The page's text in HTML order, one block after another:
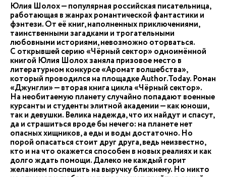
Юлия Шолох — популярная российская писательница,
работающая в жанрах романтической фантастики и
фэнтези. От её книг, наполненных приключениями,
таинственными загадками и трогательными
любовными историями, невозможно оторваться.
С открывшей серию «Чёрный сектор» одноимённой
книгой Юлия Шолох заняла призовое место в
литературном конкурсе «Аромат волшебства»,
который проводился на площадке Author.Today. Роман
«Джунгли» — вторая книга цикла «Чёрный сектор».
На необитаемую планету случайно попадают военные
курсанты и студенты элитной академии — как юноши,
так и девушки. Велика надежда, что их найдут и спасут,
да и страшиться вроде бы нечего: на планете нет
опасных хищников, а еды и воды достаточно. Но
порой опасаться стоит друг друга, ведь неизвестно,
кто и на что окажется способен в новых реалиях и как
долго ждать помощи. Далеко не каждый горит
желанием поспешить на выручку ближнему. Но никто